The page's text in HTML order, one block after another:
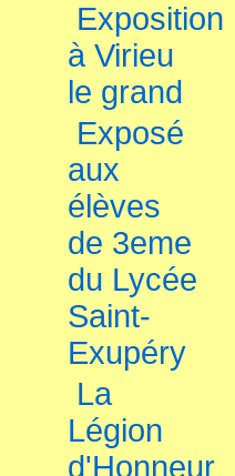
Exposition
à Virieu
le grand
Exposé
aux
élèves
de 3eme
du Lycée
Saint-
Exupéry
La
Légion
d'Honneur